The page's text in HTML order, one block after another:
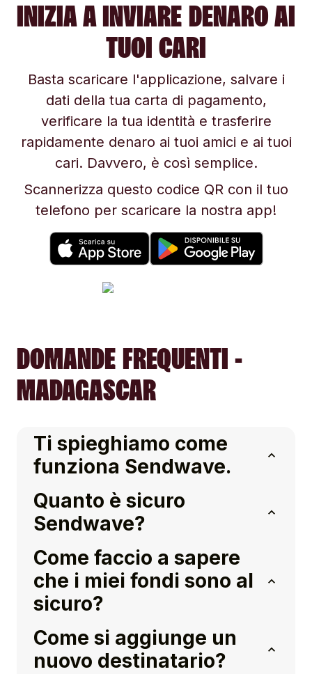
INIZIA A INVIARE DENARO AI
TUOI CARI
Basta scaricare l'applicazione, salvare i
dati della tua carta di pagamento,
verificare la tua identità e trasferire
rapidamente denaro ai tuoi amici e ai tuoi
cari. Davvero, è così semplice.
Scannerizza questo codice QR con il tuo
telefono per scaricare la nostra app!
DOMANDE FREQUENTI -
MADAGASCAR
Ti spieghiamo come
funziona Sendwave.
Quanto è sicuro
Sendwave?
Come faccio a sapere
che i miei fondi sono al
sicuro?
Come si aggiunge un
nuovo destinatario?